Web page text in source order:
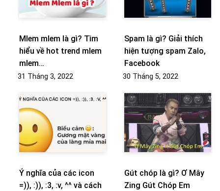
Mlem mlem là gì? Tìm
hiểu về hot trend mlem
mlem…
31 Tháng 3, 2022
Spam là gì? Giải thích
hiện tượng spam Zalo,
Facebook
30 Tháng 5, 2022
Ý nghĩa của các icon
=)), :)), :3, :v, ^^ và cách
Gút chóp là gì? Ơ Mây
Zing Gút Chóp Em